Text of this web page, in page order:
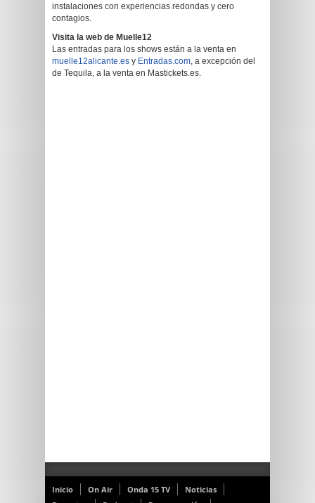
instalaciones con experiencias redondas y cero
contagios.
Visita la web de Muelle12
Las entradas para los shows están a la venta en
muelle12alicante.es y Entradas.com, a excepción del
de Tequila, a la venta en Mastickets.es.
Inicio On Air Onda 15 TV
Noticias